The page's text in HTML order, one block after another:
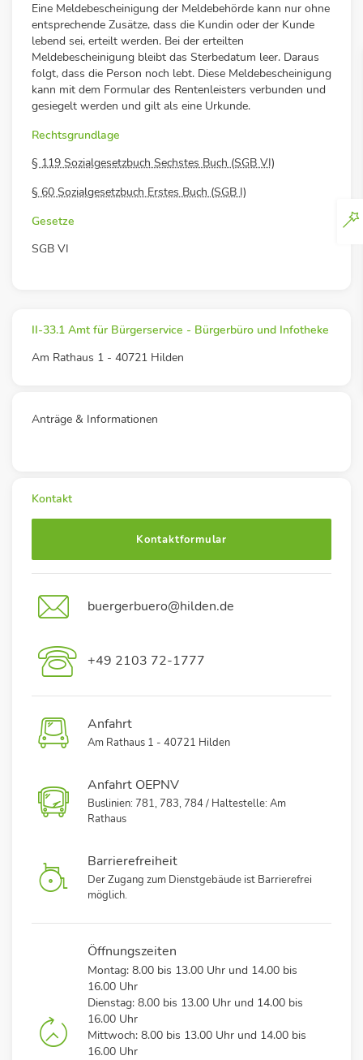
Eine Meldebescheinigung der Meldebehörde kann nur ohne
entsprechende Zusätze, dass die Kundin oder der Kunde
lebend sei, erteilt werden. Bei der erteilten
Meldebescheinigung bleibt das Sterbedatum leer. Daraus
folgt, dass die Person noch lebt. Diese Meldebescheinigung
kann mit dem Formular des Rentenleisters verbunden und
gesiegelt werden und gilt als eine Urkunde.
Rechtsgrundlage
§ 119 Sozialgesetzbuch Sechstes Buch (SGB VI)
§ 60 Sozialgesetzbuch Erstes Buch (SGB I)
Gesetze
SGB VI
II-33.1 Amt für Bürgerservice - Bürgerbüro und Infotheke
Am Rathaus 1 - 40721 Hilden
Anträge & Informationen
Kontakt
Kontaktformular
buergerbuero@hilden.de
+49 2103 72-1777
Anfahrt
Am Rathaus 1 - 40721 Hilden
Anfahrt OEPNV
Buslinien: 781, 783, 784 / Haltestelle: Am
Rathaus
Barrierefreiheit
Der Zugang zum Dienstgebäude ist Barrierefrei
möglich.
Öffnungszeiten
Montag: 8.00 bis 13.00 Uhr und 14.00 bis
16.00 Uhr
Dienstag: 8.00 bis 13.00 Uhr und 14.00 bis
16.00 Uhr
Mittwoch: 8.00 bis 13.00 Uhr und 14.00 bis
16.00 Uhr